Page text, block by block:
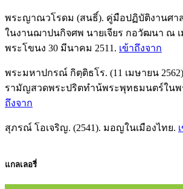
เข้าถึงจาก
พระญาณวโรดม (สนธิ์). คู่มือปฏิบัติงานศา
ในงานฌาปนกิจศพ นายเจียร กอวัฒนา ณ เ
พระมหาปกรณ์ กิตฺติธโร. (11 เมษายน
รามัญสวดพระปริตทําน้พระพุทธมนตร์ในพ